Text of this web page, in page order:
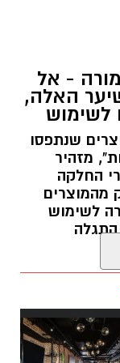
את תחום
אירועי תוכן
מגוונים, תוך
להשכלה
קהל.
- אל
האלה,
לשימוש
שנתפסו
מזהיר
החלקה
מהמוצרים
לשימוש
התגלה